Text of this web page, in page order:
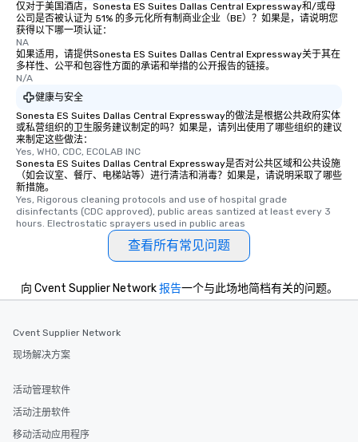
仅对于美国酒店，Sonesta ES Suites Dallas Central Expressway和/或母
公司是否被认证为 51% 的多元化所有制商业企业（BE）？如果是，请说明您
获得以下哪一项认证：
NA
如果适用，请提供Sonesta ES Suites Dallas Central Expressway关于其在
多样性、公平和包容性方面的承诺和举措的公开报告的链接。
N/A
健康与安全
Sonesta ES Suites Dallas Central Expressway的做法是根据公共政府实体
或私营组织的卫生服务建议制定的吗？如果是，请列出使用了哪些组织的建议
来制定这些做法：
Yes, WHO, CDC, ECOLAB INC
Sonesta ES Suites Dallas Central Expressway是否对公共区域和公共设施
（如会议室、餐厅、电梯站等）进行清洁和消毒？如果是，请说明采取了哪些
新措施。
Yes, Rigorous cleaning protocols and use of hospital grade
disinfectants (CDC approved), public areas santized at least every 3
hours. Electrostatic sprayers used in public areas
查看所有常见问题
向 Cvent Supplier Network报告一个与此场地简档有关的问题。
Cvent Supplier Network
现场解决方案
活动管理软件
活动注册软件
移动活动应用程序